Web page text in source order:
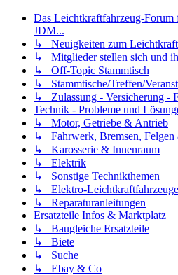
Das Leichtkraftfahrzeug-
JDM...
↳ Neuigkeiten zum
↳ Mitglieder stellen sich und
↳ Off-Topic Stammtisch
↳ Stammtische/Treffen/
↳ Zulassung - Versicherung -
Technik - Probleme und
↳ Motor, Getriebe & Antrieb
↳ Fahrwerk, Bremsen, Felgen
↳ Karosserie & Innenraum
↳ Elektrik
↳ Sonstige Technikthemen
↳ Elektro-
↳ Reparaturanleitungen
Ersatzteile Infos & Marktplatz
↳ Baugleiche Ersatzteile
↳ Biete
↳ Suche
↳ Ebay & Co